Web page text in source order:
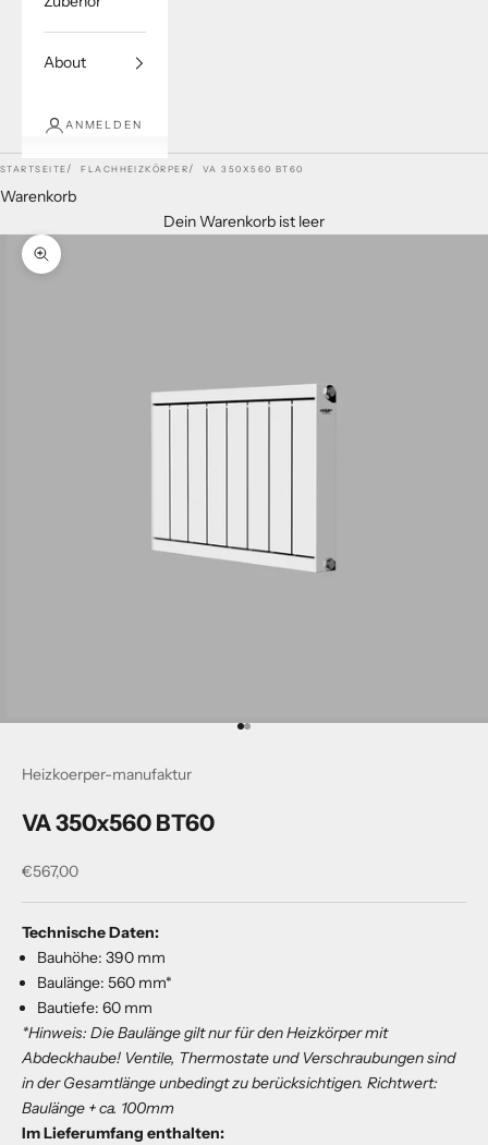
About
ANMELDEN
STARTSEITE FLACHHEIZKÖRPER VA 350X560 BT60
Warenkorb
Dein Warenkorb ist leer
Bild vergrößern
Gehe zu Element 1
Gehe zu Element 2
Heizkoerper-manufaktur
VA 350x560 BT60
Angebot
€567,00
Technische Daten:
Bauhöhe: 390 mm
Baulänge: 560 mm*
Bautiefe: 60 mm
*Hinweis: Die Baulänge gilt nur für den Heizkörper mit
Abdeckhaube! Ventile, Thermostate und Verschraubungen sind
in der Gesamtlänge unbedingt zu berücksichtigen. Richtwert:
Baulänge + ca. 100mm
Im Lieferumfang enthalten: